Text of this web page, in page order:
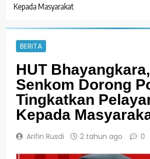
Kepada Masyarakat
BERITA
HUT Bhayangkara,
Senkom Dorong
Tingkatkan
Kepada
Arifin Rusdi 2 tahun ago 0